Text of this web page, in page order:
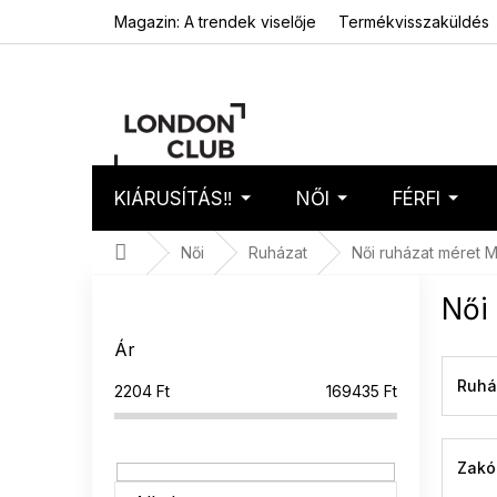
Magazin: A trendek viselője Termékvisszaküldés
KIÁRUSÍTÁS‼️ NŐI FÉRFI
Kezdőlap
Női Ruházat Női ruházat méret M
Ár
2204 Ft 169435 Ft